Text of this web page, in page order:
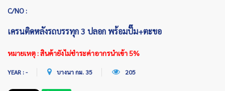
C/NO :
เครนติดหลังรถบรรทุก 3 ปลอก พร้อมปั๊ม+ตะขอ
หมายเหตุ : สินค้ายังไม่ชำระค่าอากรนำเข้า 5%
YEAR : - บางนา กม. 35 205